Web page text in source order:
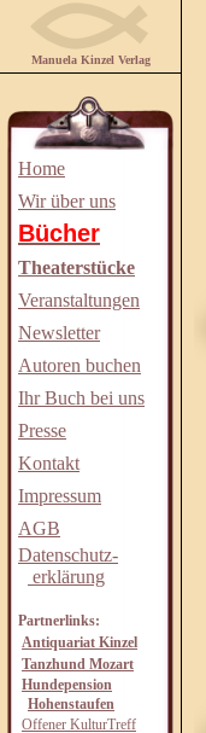
Manuela Kinzel Verlag
Home
Wir über uns
Bücher
Theaterstücke
Veranstaltungen
Newsletter
Autoren buchen
Ihr Buch bei uns
Presse
Kontakt
Impressum
AGB
Datenschutz-
erklärung
Partnerlinks:
Antiquariat Kinzel
Tanzhund Mozart
Hundepension
Hohenstaufen
Offener KulturTreff